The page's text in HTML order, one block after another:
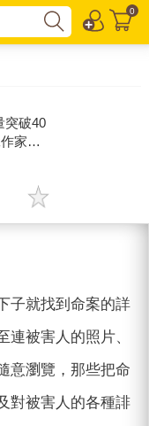
0
突破40
家，
心理
子就找到命案的詳
被害人的照片、
意瀏覽，那些把命
對被害人的各種誹